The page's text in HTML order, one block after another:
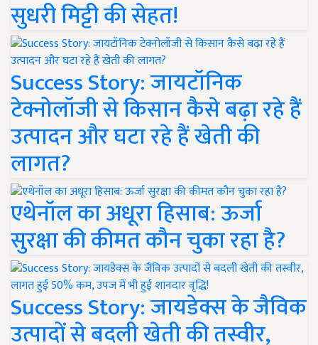
सुधरी मिट्टी की सेहत!
Success Story: जायटॉनिक
टेक्नोलॉजी से किसान कैसे बढ़ा रहे हैं
उत्पादन और घटा रहे हैं खेती की
लागत?
एथेनॉल का अधूरा हिसाब: ऊर्जा
सुरक्षा की कीमत कौन चुका रहा है?
Success Story: जायडेक्स के जैविक
उत्पादों से बदली खेती की तस्वीर,